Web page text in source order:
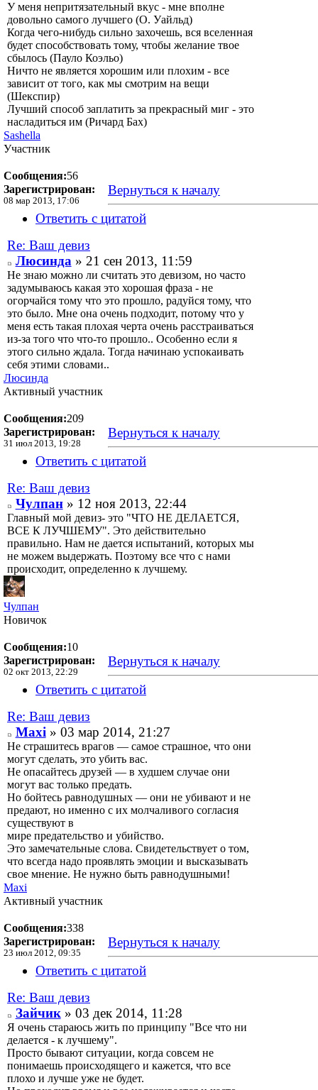
У меня непритязательный вкус - мне вполне
довольно самого лучшего (О. Уайльд)
Когда чего-нибудь сильно захочешь, вся вселенная
будет способствовать тому, чтобы желание твое
сбылось (Пауло Коэльо)
Ничто не является хорошим или плохим - все
зависит от того, как мы смотрим на вещи
(Шекспир)
Лучший способ заплатить за прекрасный миг - это
насладиться им (Ричард Бах)
Sashella
Участник
Сообщения:56
Зарегистрирован:
08 мар 2013, 17:06
Вернуться к началу
Ответить с цитатой
Re: Ваш девиз
Люсинда» 21 сен 2013, 11:59
Не знаю можно ли считать это девизом, но часто
задумываюсь какая это хорошая фраза - не
огорчайся тому что это прошло, радуйся тому, что
это было. Мне она очень подходит, потому что у
меня есть такая плохая черта очень расстраиваться
из-за того что что-то прошло.. Особенно если я
этого сильно ждала. Тогда начинаю успокаивать
себя этими словами..
Люсинда
Активный участник
Сообщения:209
Зарегистрирован:
31 июл 2013, 19:28
Вернуться к началу
Ответить с цитатой
Re: Ваш девиз
Чулпан» 12 ноя 2013, 22:44
Главный мой девиз- это "ЧТО НЕ ДЕЛАЕТСЯ,
ВСЕ К ЛУЧШЕМУ". Это действительно
правильно. Нам не дается испытаний, которых мы
не можем выдержать. Поэтому все что с нами
происходит, определенно к лучшему.
Чулпан
Новичок
Сообщения:10
Зарегистрирован:
02 окт 2013, 22:29
Вернуться к началу
Ответить с цитатой
Re: Ваш девиз
Maxi» 03 мар 2014, 21:27
Не страшитесь врагов — самое страшное, что они
могут сделать, это убить вас.
Не опасайтесь друзей — в худшем случае они
могут вас только предать.
Но бойтесь равнодушных — они не убивают и не
предают, но именно с их молчаливого согласия
существуют в
мире предательство и убийство.
Это замечательные слова. Свидетельствует о том,
что всегда надо проявлять эмоции и высказывать
свое мнение. Не нужно быть равнодушными!
Maxi
Активный участник
Сообщения:338
Зарегистрирован:
23 июл 2012, 09:35
Вернуться к началу
Ответить с цитатой
Re: Ваш девиз
Зайчик» 03 дек 2014, 11:28
Я очень стараюсь жить по принципу "Все что ни
делается - к лучшему".
Просто бывают ситуации, когда совсем не
понимаешь происходящего и кажется, что все
плохо и лучше уже не будет.